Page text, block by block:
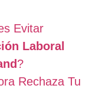
Evitar
Laboral
?
Rechaza Tu